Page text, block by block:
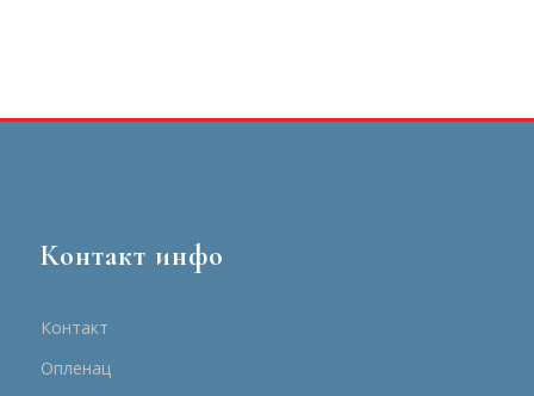
Контакт инфо
Контакт
Опленац